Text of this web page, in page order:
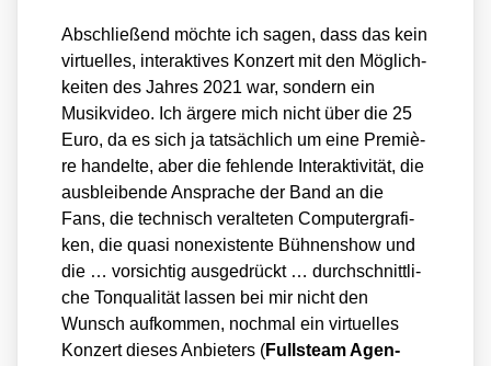
Abschlie­ßend möch­te ich sagen, dass das kein
vir­tu­el­les, inter­ak­ti­ves Kon­zert mit den Mög­lich­
kei­ten des Jah­res 2021 war, son­dern ein
Musik­vi­deo. Ich ärge­re mich nicht über die 25
Euro, da es sich ja tat­säch­lich um eine Pre­miè­
re han­del­te, aber die feh­len­de Inter­ak­ti­vi­tät, die
aus­blei­ben­de Anspra­che der Band an die
Fans, die tech­nisch ver­al­te­ten Com­pu­ter­gra­fi­
ken, die qua­si non­e­xis­ten­te Büh­nen­show und
die … vor­sich­tig aus­ge­drückt … durch­schnitt­li­
che Ton­qua­li­tät las­sen bei mir nicht den
Wunsch auf­kom­men, noch­mal ein vir­tu­el­les
Kon­zert die­ses Anbie­ters (Fulls­team Agen­